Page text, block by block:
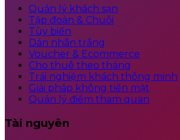
Quản lý khách sạn
Tập đoàn & Chuỗi
Tùy biến
Dán nhãn trắng
Voucher & Ecommerce
Cho thuê theo tháng
Trải nghiệm khách thông minh
Giải pháp không tiền mặt
Quản lý điểm tham quan
Tài nguyên